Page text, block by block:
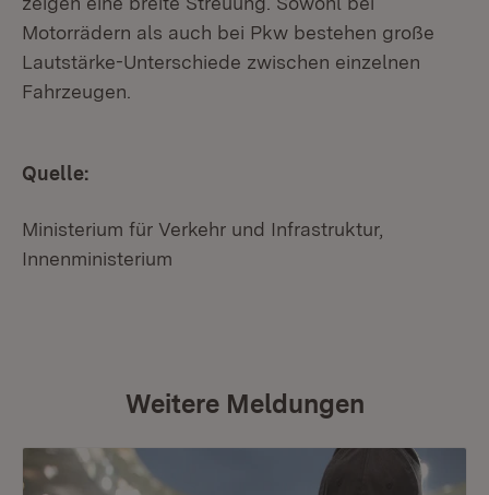
Motorrädern als auch bei Pkw bestehen große
Lautstärke-Unterschiede zwischen einzelnen
Fahrzeugen.
Quelle:
Ministerium für Verkehr und Infrastruktur,
Innenministerium
Weitere Meldungen